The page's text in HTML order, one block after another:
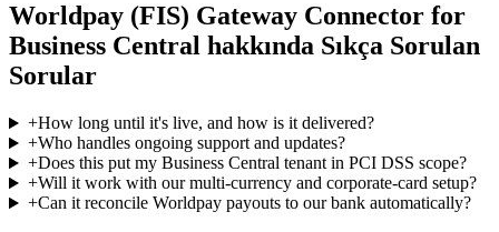
Worldpay (FIS) Gateway Connector for
Business Central hakkında Sıkça Sorulan
Sorular
+How long until it's live, and how is it delivered?
+Who handles ongoing support and updates?
+Does this put my Business Central tenant in PCI DSS scope?
+Will it work with our multi-currency and corporate-card setup?
+Can it reconcile Worldpay payouts to our bank automatically?